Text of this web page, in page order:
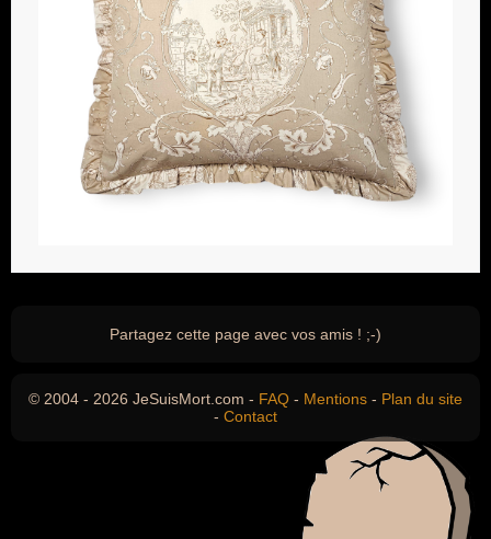
Partagez cette page avec vos amis ! ;-)
© 2004 - 2026 JeSuisMort.com - FAQ - Mentions - Plan du site
- Contact